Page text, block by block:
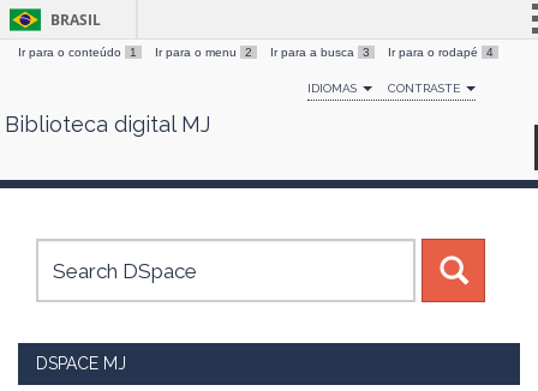
Skip
BRASIL
Simplifique!
Comunica BR
Canais
Ir para o conteúdo 1 Ir para o menu 2 Ir para a busca 3 Ir para o rodapé 4
IDIOMAS CONTRASTE
Biblioteca digital MJ
DSPACE MJ